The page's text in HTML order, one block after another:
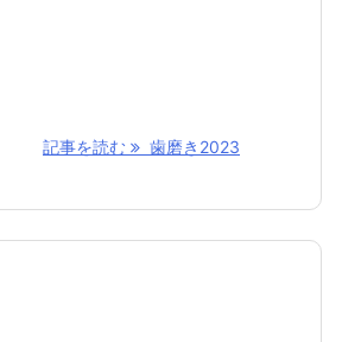
記事を読む 歯磨き2023